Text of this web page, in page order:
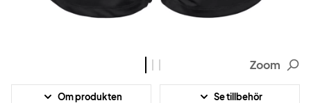
Zoom
Om produkten Se tillbehör